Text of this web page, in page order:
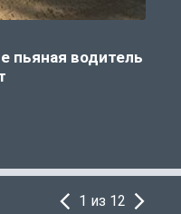
пьяная водитель
1 из 12